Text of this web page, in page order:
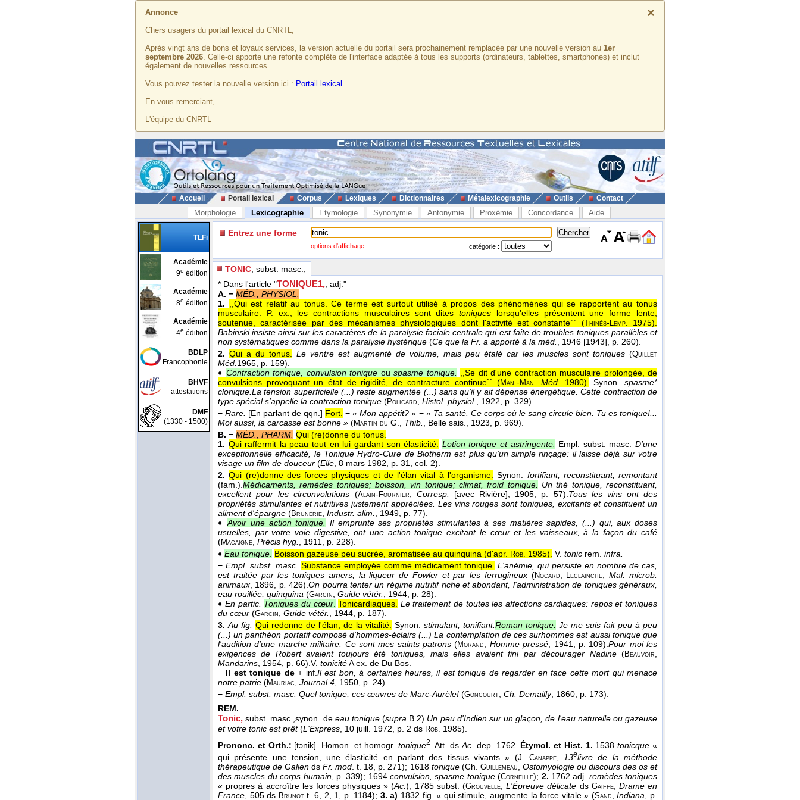
×
Annonce
Chers usagers du portail lexical du CNRTL,
Après vingt ans de bons et loyaux services, la version actuelle du portail sera prochainement remplacée par une nouvelle version au 1er
septembre 2026. Celle-ci apporte une refonte complète de l'interface adaptée à tous les supports (ordinateurs, tablettes, smartphones) et inclut
également de nouvelles ressources.
Vous pouvez tester la nouvelle version ici : Portail lexical
En vous remerciant,
L'équipe du CNRTL
Accueil Portail lexical Corpus Lexiques Dictionnaires Métalexicographie Outils Contact
Morphologie Lexicographie Etymologie Synonymie Antonymie Proxémie Concordance Aide
TLFi
Académie
9e édition
Académie
8e édition
Académie
4e édition
BDLP
Francophonie
BHVF
attestations
DMF
(1330 - 1500)
Entrez une forme
options d'affichage catégorie :
TONIC , subst. masc.,
* Dans l'article "TONIQUE1,, adj."
A. − MÉD., PHYSIOL.
1. ,,Qui est relatif au tonus. Ce terme est surtout utilisé à propos des phénomènes qui se rapportent au tonus
musculaire. P. ex., les contractions musculaires sont ditestoniques lorsqu'elles présentent une forme lente,
soutenue, caractérisée par des mécanismes physiologiques dont l'activité est constante`` ( Thinès- Lemp. 1975).
Babinski insiste ainsi sur les caractères de la paralysie faciale centrale qui est faite de troubles toniques parallèles et
non systématiques comme dans la paralysie hystérique (Ce que la Fr. a apporté à la méd., 1946 [1943], p. 260).
2. Qui a du tonus. Le ventre est augmenté de volume, mais peu étalé car les muscles sont toniques (Quillet
Méd.1965, p. 159).
♦ Contraction tonique, convulsion tonique ouspasme tonique. ,,Se dit d'une contraction musculaire prolongée, de
convulsions provoquant un état de rigidité, de contracture continue`` (Man.- Man. Méd. 1980). Synon.spasme*
clonique.La tension superficielle (...) reste augmentée (...) sans qu'il y ait dépense énergétique. Cette contraction de
type spécial s'appelle la contraction tonique (Policard, Histol. physiol., 1922, p. 329).
−Rare. [En parlant de qqn.] Fort. − « Mon appétit? » −« Ta santé. Ce corps où le sang circule bien. Tu es tonique!...
Moi aussi, la carcasse est bonne » (Martin du G., Thib., Belle sais., 1923, p. 969).
B. − MÉD., PHARM. Qui (re)donne du tonus.
1. Qui raffermit la peau tout en lui gardant son élasticité. Lotion tonique et astringente. Empl. subst. masc. D'une
exceptionnelle efficacité, le Tonique Hydro-Cure de Biotherm est plus qu'un simple rinçage: il laisse déjà sur votre
visage un film de douceur (Elle, 8 mars 1982, p. 31, col. 2).
2. Qui (re)donne des forces physiques et de l'élan vital à l'organisme. Synon. fortifiant, reconstituant, remontant
(fam.).Médicaments, remèdes toniques; boisson, vin tonique; climat, froid tonique. Un thé tonique, reconstituant,
excellent pour les circonvolutions (Alain- Fournier, Corresp. [avec Rivière], 1905, p. 57).Tous les vins ont des
propriétés stimulantes et nutritives justement appréciées. Les vins rouges sont toniques, excitants et constituent un
aliment d'épargne (Brunerie, Industr. alim., 1949, p. 77).
♦Avoir une action tonique. Il emprunte ses propriétés stimulantes à ses matières sapides, (...) qui, aux doses
usuelles, par votre voie digestive, ont une action tonique excitant le cœur et les vaisseaux, à la façon du café
(Macaigne, Précis hyg., 1911, p. 228).
♦ Eau tonique. Boisson gazeuse peu sucrée, aromatisée au quinquina (d'apr. Rob. 1985). V. tonic rem. infra.
− Empl. subst. masc. Substance employée comme médicament tonique. L'anémie, qui persiste en nombre de cas,
est traitée par les toniques amers, la liqueur de Fowler et par les ferrugineux(Nocard, Leclainche,Mal. microb.
animaux, 1896, p.426).On pourra tenter un régime nutritif riche et abondant, l'administration de toniques généraux,
eau rouillée, quinquina (Garcin, Guide vétér., 1944, p. 28).
♦En partic. Toniques du cœur. Tonicardiaques. Le traitement de toutes les affections cardiaques: repos et toniques
du cœur (Garcin, Guide vétér., 1944, p. 187).
3. Au fig. Qui redonne de l'élan, de la vitalité. Synon. stimulant, tonifiant.Roman tonique. Je me suis fait peu à peu
(...) un panthéon portatif composé d'hommes-éclairs (...) La contemplation de ces surhommes est aussi tonique que
l'audition d'une marche militaire. Ce sont mes saints patrons (Morand, Homme pressé, 1941, p. 109).Pour moi les
exigences de Robert avaient toujours été toniques, mais elles avaient fini par décourager Nadine(Beauvoir,
Mandarins, 1954, p. 66).V. tonicitéA ex. de Du Bos.
− Il est tonique de+ inf.Il est bon, à certaines heures, il est tonique de regarder en face cette mort qui menace
notre patrie (Mauriac, Journal 4, 1950, p. 24).
− Empl. subst. masc. Quel tonique, ces œuvres de Marc-Aurèle! (Goncourt, Ch. Demailly, 1860, p. 173).
REM.
Tonic, subst. masc.,synon. de eau tonique(supra B 2).Un peu d'Indien sur un glaçon, de l'eau naturelle ou gazeuse
et votre tonic est prêt(L'Express, 10 juill. 1972, p. 2 ds Rob. 1985).
Prononc. et Orth.: [tɔnik]. Homon. et homogr. tonique2 . Att. ds Ac. dep. 1762. Étymol. et Hist. 1. 1538tonicque «
qui présente une tension, une élasticité en parlant des tissus vivants » (J. Canappe, 13elivre de la méthode
thérapeutique de Galien dsFr. mod . t. 18, p. 271); 1618 tonique (Ch. Guillemeau
Ostomyologie ou discours des os et
des muscles du corps humain, p. 339); 1694 convulsion, spasme tonique(Corneille); 2. 1762 adj. remèdes toniques
« propres à accroître les forces physiques » (Ac.); 1785 subst. (Grouvelle,L'Épreuve délicate ds Gaiffe, Drame en
France , 505 ds Brunott. 6, 2, 1, p. 1184); 3. a) 1832 fig. « qui stimule, augmente la force vitale » (Sand ,Indiana , p.